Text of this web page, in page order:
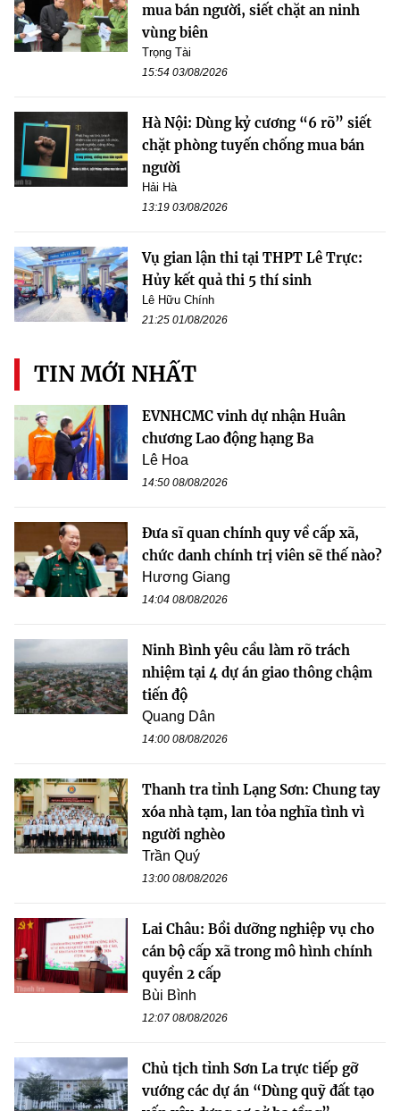
mua bán người, siết chặt an ninh
vùng biên
Trọng Tài
15:54 03/08/2026
Hà Nội: Dùng kỷ cương “6 rõ” siết
chặt phòng tuyến chống mua bán
người
Hải Hà
13:19 03/08/2026
Vụ gian lận thi tại THPT Lê Trực:
Hủy kết quả thi 5 thí sinh
Lê Hữu Chính
21:25 01/08/2026
TIN MỚI NHẤT
EVNHCMC vinh dự nhận Huân
chương Lao động hạng Ba
Lê Hoa
14:50 08/08/2026
Đưa sĩ quan chính quy về cấp xã,
chức danh chính trị viên sẽ thế nào?
Hương Giang
14:04 08/08/2026
Ninh Bình yêu cầu làm rõ trách
nhiệm tại 4 dự án giao thông chậm
tiến độ
Quang Dân
14:00 08/08/2026
Thanh tra tỉnh Lạng Sơn: Chung tay
xóa nhà tạm, lan tỏa nghĩa tình vì
người nghèo
Trần Quý
13:00 08/08/2026
Lai Châu: Bồi dưỡng nghiệp vụ cho
cán bộ cấp xã trong mô hình chính
quyền 2 cấp
Bùi Bình
12:07 08/08/2026
Chủ tịch tỉnh Sơn La trực tiếp gỡ
vướng các dự án “Dùng quỹ đất tạo